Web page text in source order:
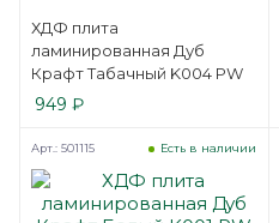
ХДФ плита
ламинированная Дуб
Крафт Табачный K004 PW
949 ₽
Есть в наличии
Арт.: 501115